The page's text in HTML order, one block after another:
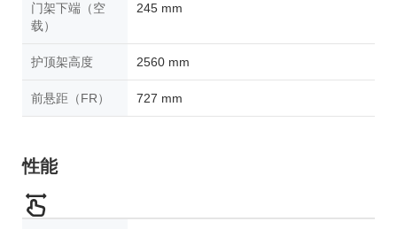
门架下端（空
载）
245 mm
护顶架高度 2560 mm
前悬距（FR） 727 mm
性能